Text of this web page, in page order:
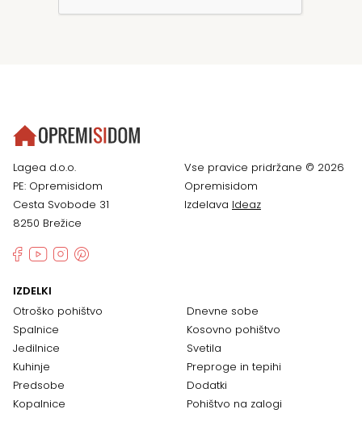
Lagea d.o.o.
PE: Opremisidom
Cesta Svobode 31
8250 Brežice
Vse pravice pridržane © 2026
Opremisidom
Izdelava Ideaz
IZDELKI
Otroško pohištvo
Spalnice
Jedilnice
Kuhinje
Predsobe
Kopalnice
Dnevne sobe
Kosovno pohištvo
Svetila
Preproge in tepihi
Dodatki
Pohištvo na zalogi